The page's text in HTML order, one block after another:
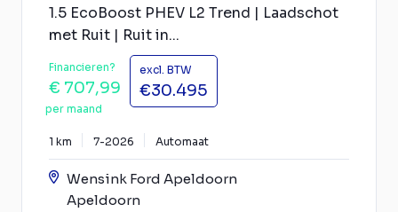
1.5 EcoBoost PHEV L2 Trend | Laadschot
met Ruit | Ruit in...
Financieren?
€ 707,99
per maand
excl. BTW
€30.495
1 km 7-2026 Automaat
Wensink Ford Apeldoorn
Apeldoorn